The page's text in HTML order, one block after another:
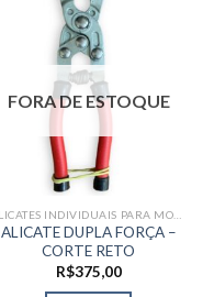
FORA DE ESTOQUE
ALICATE DUPLA FORÇA –
CORTE RETO
R$375,00